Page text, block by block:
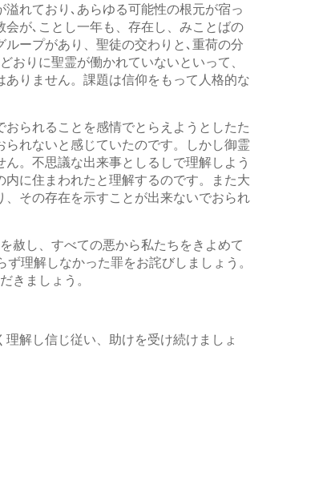
れており､あらゆる可能性の根元が宿っ
が､ことし一年も、存在し、みことばの
ープがあり、聖徒の交わりと､重荷の分
りに聖霊が働かれていないといって、
りません。課題は信仰をもって人格的な
られることを感情でとらえようとしたた
れないと感じていたのです。しかし御霊
。不思議な出来事としるしで理解しよう
に住まわれたと理解するのです。また大
その存在を示すことが出来ないでおられ
赦し、すべての悪から私たちをきよめて
理解しなかった罪をお詫びしましょう。
きましょう。
解し信じ従い、助けを受け続けましょ